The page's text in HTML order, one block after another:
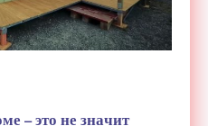
– это не значит